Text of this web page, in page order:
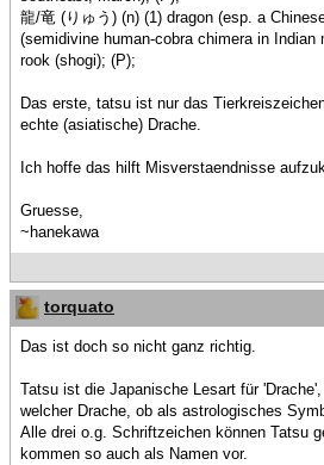
龍/竜 (りゅう) (n) (1) dragon (esp. a
(semidivine human-cobra chimera in Indian
rook (shogi); (P);
Das erste, tatsu ist nur das
echte (asiatische) Drache.
Ich hoffe das hilft Misverstaendnisse
Gruesse,
~hanekawa
torquato
Das ist doch so nicht ganz richtig.
Tatsu ist die Japanische Lesart für
welcher Drache, ob als astrologisches
Alle drei o.g. Schriftzeichen können Tatsu
kommen so auch als Namen vor.